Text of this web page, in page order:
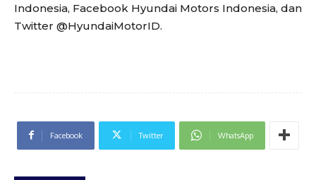
Indonesia, Facebook Hyundai Motors Indonesia, dan
Twitter @HyundaiMotorID.
Facebook Twitter WhatsApp